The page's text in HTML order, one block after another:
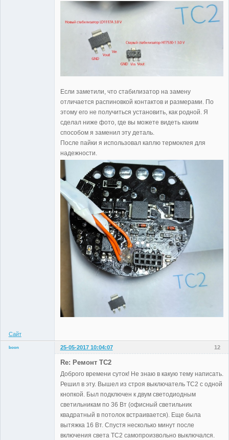
Если заметили, что стабилизатор на замену
отличается распиновкой контактов и размерами. По
этому его не получиться установить, как родной. Я
сделал ниже фото, где вы можете видеть каким
способом я заменил эту деталь.
После пайки я использовал каплю термоклея для
надежности.
Сайт
12
boon
25-05-2017 10:04:07
Re: Ремонт TC2
Доброго времени суток! Не знаю в какую тему написать.
Решил в эту. Вышел из строя выключатель TC2 с одной
кнопкой. Был подключен к двум светодиодным
светильникам по 36 Вт (офисный светильник
квадратный в потолок встраивается). Еще была
вытяжка 16 Вт. Спустя несколько минут после
включения света TC2 самопроизвольно выключался.